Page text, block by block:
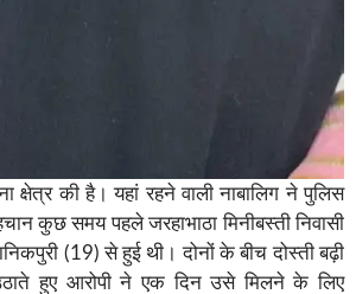
क्षेत्र की है। यहां रहने वाली नाबालिग ने पुलिस
कुछ समय पहले जरहाभाठा मिनीबस्ती निवासी
(19) से हुई थी। दोनों के बीच दोस्ती बढ़ी
हुए आरोपी ने एक दिन उसे मिलने के लिए